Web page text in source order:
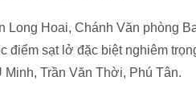
Long Hoai, Chánh Văn phòng
điểm sạt lở đặc biệt nghiêm
Minh, Trần Văn Thời, Phú Tân.